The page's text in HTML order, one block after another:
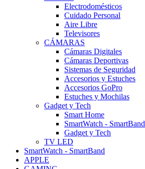
Electrodomésticos
Cuidado Personal
Aire Libre
Televisores
CÁMARAS
Cámaras Digitales
Cámaras Deportivas
Sistemas de Seguridad
Accesorios y Estuches
Accesorios GoPro
Estuches y Mochilas
Gadget y Tech
Smart Home
SmartWatch - SmartBand
Gadget y Tech
TV LED
SmartWatch - SmartBand
APPLE